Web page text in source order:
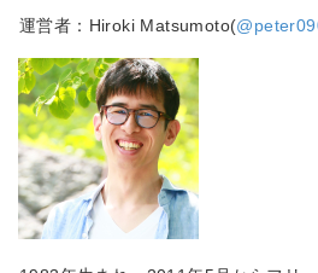
運営者：Hiroki Matsumoto(